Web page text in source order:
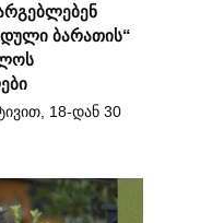
ბარათის“
18-დან 30